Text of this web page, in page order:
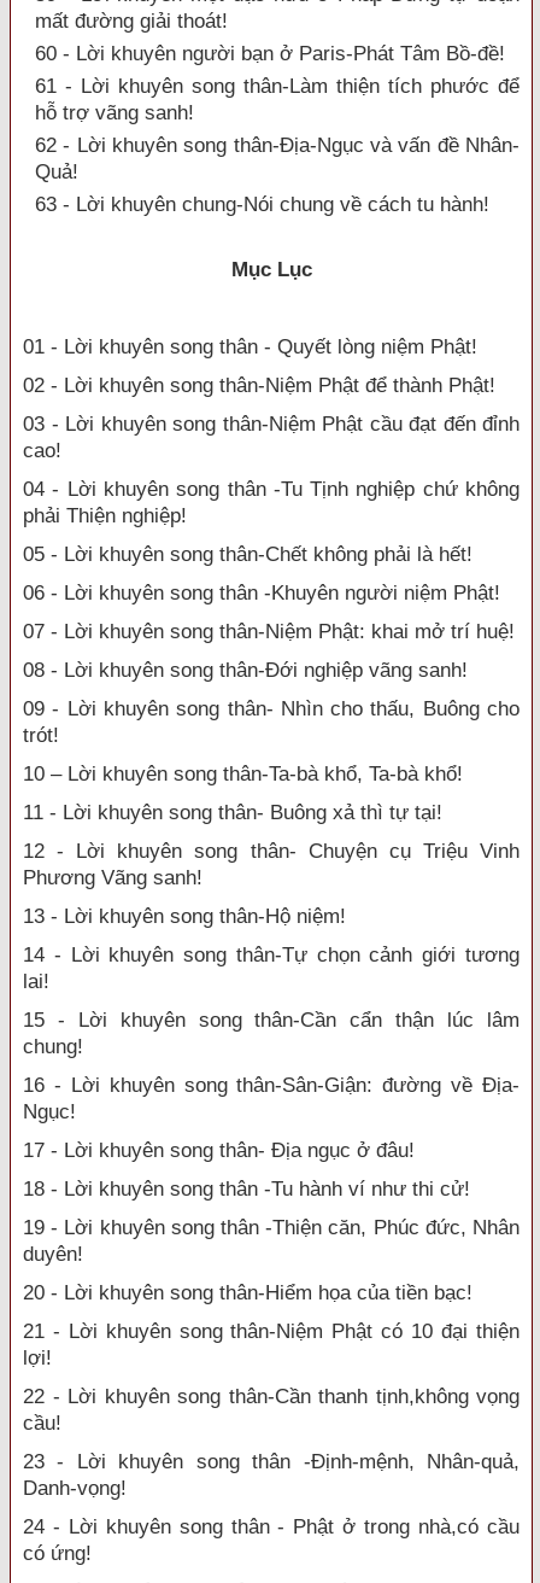
mất đường giải thoát!
60 - Lời khuyên người bạn ở Paris-Phát Tâm Bồ-đề!
61 - Lời khuyên song thân-Làm thiện tích phước để
hỗ trợ vãng sanh!
62 - Lời khuyên song thân-Địa-Ngục và vấn đề Nhân-
Quả!
63 - Lời khuyên chung-Nói chung về cách tu hành!
Mục Lục
01 - Lời khuyên song thân - Quyết lòng niệm Phật!
02 - Lời khuyên song thân-Niệm Phật để thành Phật!
03 - Lời khuyên song thân-Niệm Phật cầu đạt đến đỉnh
cao!
04 - Lời khuyên song thân -Tu Tịnh nghiệp chứ không
phải Thiện nghiệp!
05 - Lời khuyên song thân-Chết không phải là hết!
06 - Lời khuyên song thân -Khuyên người niệm Phật!
07 - Lời khuyên song thân-Niệm Phật: khai mở trí huệ!
08 - Lời khuyên song thân-Đới nghiệp vãng sanh!
09 - Lời khuyên song thân- Nhìn cho thấu, Buông cho
trót!
10 – Lời khuyên song thân-Ta-bà khổ, Ta-bà khổ!
11 - Lời khuyên song thân- Buông xả thì tự tại!
12 - Lời khuyên song thân- Chuyện cụ Triệu Vinh
Phương Vãng sanh!
13 - Lời khuyên song thân-Hộ niệm!
14 - Lời khuyên song thân-Tự chọn cảnh giới tương
lai!
15 - Lời khuyên song thân-Cần cẩn thận lúc lâm
chung!
16 - Lời khuyên song thân-Sân-Giận: đường về Địa-
Ngục!
17 - Lời khuyên song thân- Địa ngục ở đâu!
18 - Lời khuyên song thân -Tu hành ví như thi cử!
19 - Lời khuyên song thân -Thiện căn, Phúc đức, Nhân
duyên!
20 - Lời khuyên song thân-Hiểm họa của tiền bạc!
21 - Lời khuyên song thân-Niệm Phật có 10 đại thiện
lợi!
22 - Lời khuyên song thân-Cần thanh tịnh,không vọng
cầu!
23 - Lời khuyên song thân -Định-mệnh, Nhân-quả,
Danh-vọng!
24 - Lời khuyên song thân - Phật ở trong nhà,có cầu
có ứng!